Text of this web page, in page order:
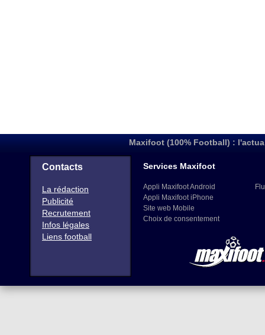
Maxifoot (100% Football) :
Contacts
La rédaction
Publicité
Recrutement
Infos légales
Liens football
Services Maxifoot
Appli Maxifoot Android
Appli Maxifoot iPhone
Site web Mobile
Choix de consentement